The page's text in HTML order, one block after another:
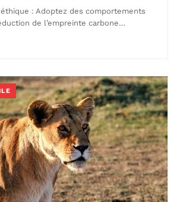
éthique : Adoptez des comportements
de l’empreinte carbone…